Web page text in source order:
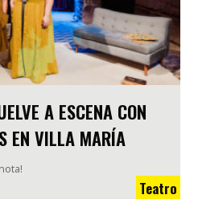
A ESCENA CON
EN VILLA MARÍA
Teatro